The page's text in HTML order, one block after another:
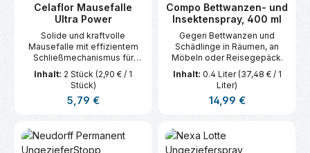
Celaflor Mausefalle
Ultra Power
Solide und kraftvolle
Mausefalle mit effizientem
Schließmechanismus für
einen sicheren Fangerfolg.
Inhalt: 2 Stück (2,90 € / 1
Stück)
Regulärer Preis:
5,79 €
Compo Bettwanzen- und
Insektenspray, 400 ml
Gegen Bettwanzen und
Schädlinge in Räumen, an
Möbeln oder Reisegepäck.
Inhalt: 0.4 Liter(37,48 € / 1
Liter)
Regulärer Preis:
14,99 €